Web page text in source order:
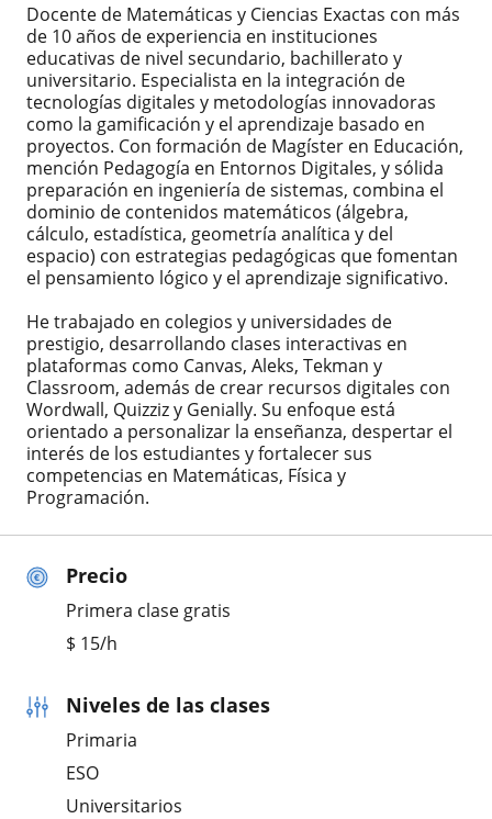
Precio
Primera clase gratis
$ 15/h
Niveles de las clases
Primaria
ESO
Universitarios
Docente de Matemáticas y Ciencias Exactas con más
de 10 años de experiencia en instituciones
educativas de nivel secundario, bachillerato y
universitario. Especialista en la integración de
tecnologías digitales y metodologías innovadoras
como la gamificación y el aprendizaje basado en
proyectos. Con formación de Magíster en Educación,
mención Pedagogía en Entornos Digitales, y sólida
preparación en ingeniería de sistemas, combina el
dominio de contenidos matemáticos (álgebra,
cálculo, estadística, geometría analítica y del
espacio) con estrategias pedagógicas que fomentan
el pensamiento lógico y el aprendizaje significativo.
He trabajado en colegios y universidades de
prestigio, desarrollando clases interactivas en
plataformas como Canvas, Aleks, Tekman y
Classroom, además de crear recursos digitales con
Wordwall, Quizziz y Genially. Su enfoque está
orientado a personalizar la enseñanza, despertar el
interés de los estudiantes y fortalecer sus
competencias en Matemáticas, Física y
Programación.